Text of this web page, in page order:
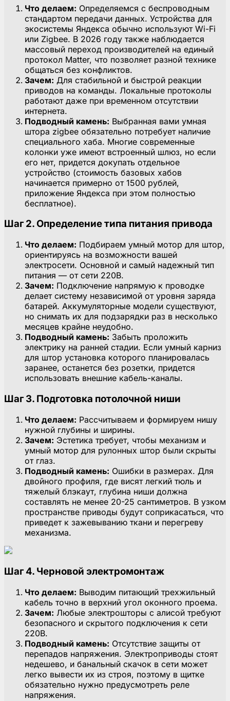
Что делаем: Определяемся с беспроводным
стандартом передачи данных. Устройства для
экосистемы Яндекса обычно используют Wi-Fi
или Zigbee. В 2026 году также наблюдается
массовый переход производителей на единый
протокол Matter, что позволяет разной технике
общаться без конфликтов.
Зачем: Для стабильной и быстрой реакции
приводов на команды. Локальные протоколы
работают даже при временном отсутствии
интернета.
Подводный камень: Выбранная вами умная
штора zigbee обязательно потребует наличие
специального хаба. Многие современные
колонки уже имеют встроенный шлюз, но если
его нет, придется докупать отдельное
устройство (стоимость базовых хабов
начинается примерно от 1500 рублей,
приложение Яндекса при этом полностью
бесплатное).
Шаг 2. Определение типа питания привода
Что делаем: Подбираем умный мотор для штор,
ориентируясь на возможности вашей
электросети. Основной и самый надежный тип
питания — от сети 220В.
Зачем: Подключение напрямую к проводке
делает систему независимой от уровня заряда
батарей. Аккумуляторные модели существуют,
но снимать их для подзарядки раз в несколько
месяцев крайне неудобно.
Подводный камень: Забыть проложить
электрику на ранней стадии. Если умный карниз
для штор установка которого планировалась
заранее, останется без розетки, придется
использовать внешние кабель-каналы.
Шаг 3. Подготовка потолочной ниши
Что делаем: Рассчитываем и формируем нишу
нужной глубины и ширины.
Зачем: Эстетика требует, чтобы механизм и
умный мотор для рулонных штор были скрыты
от глаз.
Подводный камень: Ошибки в размерах. Для
двойного профиля, где висят легкий тюль и
тяжелый блэкаут, глубина ниши должна
составлять не менее 20-25 сантиметров. В узком
пространстве приводы будут соприкасаться, что
приведет к зажевыванию ткани и перегреву
механизма.
Шаг 4. Черновой электромонтаж
Что делаем: Выводим питающий трехжильный
кабель точно в верхний угол оконного проема.
Зачем: Любые электрошторы с алисой требуют
безопасного и скрытого подключения к сети
220В.
Подводный камень: Отсутствие защиты от
перепадов напряжения. Электроприводы стоят
недешево, и банальный скачок в сети может
легко вывести их из строя, поэтому в щитке
обязательно нужно предусмотреть реле
напряжения.